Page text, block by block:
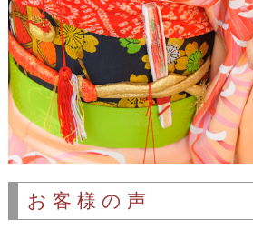
お客様の声